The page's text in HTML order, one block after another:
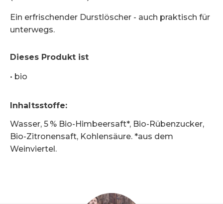
Ein erfrischender Durstlöscher - auch praktisch für
unterwegs.
Dieses Produkt ist
• bio
Inhaltsstoffe:
Wasser, 5 % Bio-Himbeersaft*, Bio-Rübenzucker,
Bio-Zitronensaft, Kohlensäure. *aus dem
Weinviertel.